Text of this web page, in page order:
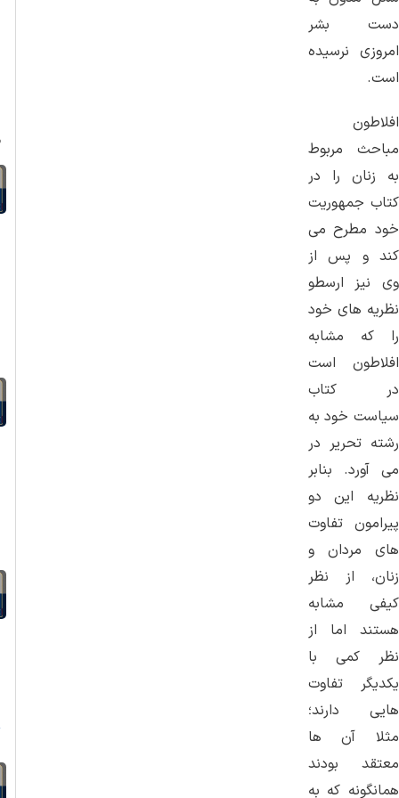
دست بشر
امروزی نرسیده
است.
افلاطون
مباحث مربوط
به زنان را در
کتاب جمهوریت
خود مطرح می
کند و پس از
وی نیز ارسطو
نظریه های خود
را که مشابه
افلاطون است
در کتاب
سیاست خود به
رشته تحریر در
می آورد. بنابر
نظریه این دو
پیرامون تفاوت
های مردان و
زنان، از نظر
کیفی مشابه
هستند اما از
نظر کمی با
یکدیگر تفاوت
هایی دارند؛
مثلا آن ها
معتقد بودند
همانگونه که به